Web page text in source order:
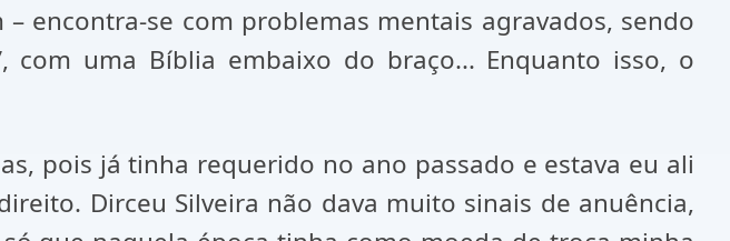
encontra-se com problemas mentais agravados, sendo
com uma Bíblia embaixo do braço... Enquanto isso, o
pois já tinha requerido no ano passado e estava eu ali
Dirceu Silveira não dava muito sinais de anuência,